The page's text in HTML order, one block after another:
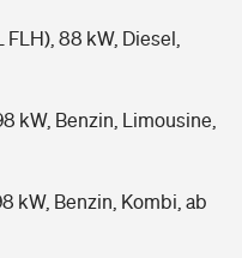
FLH), 88 kW, Diesel,
kW, Benzin, Limousine,
kW, Benzin, Kombi, ab